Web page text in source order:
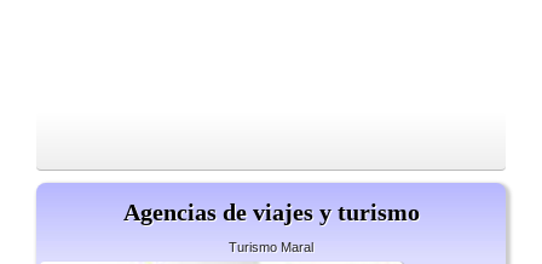
Agencias de viajes y turismo
Turismo Maral